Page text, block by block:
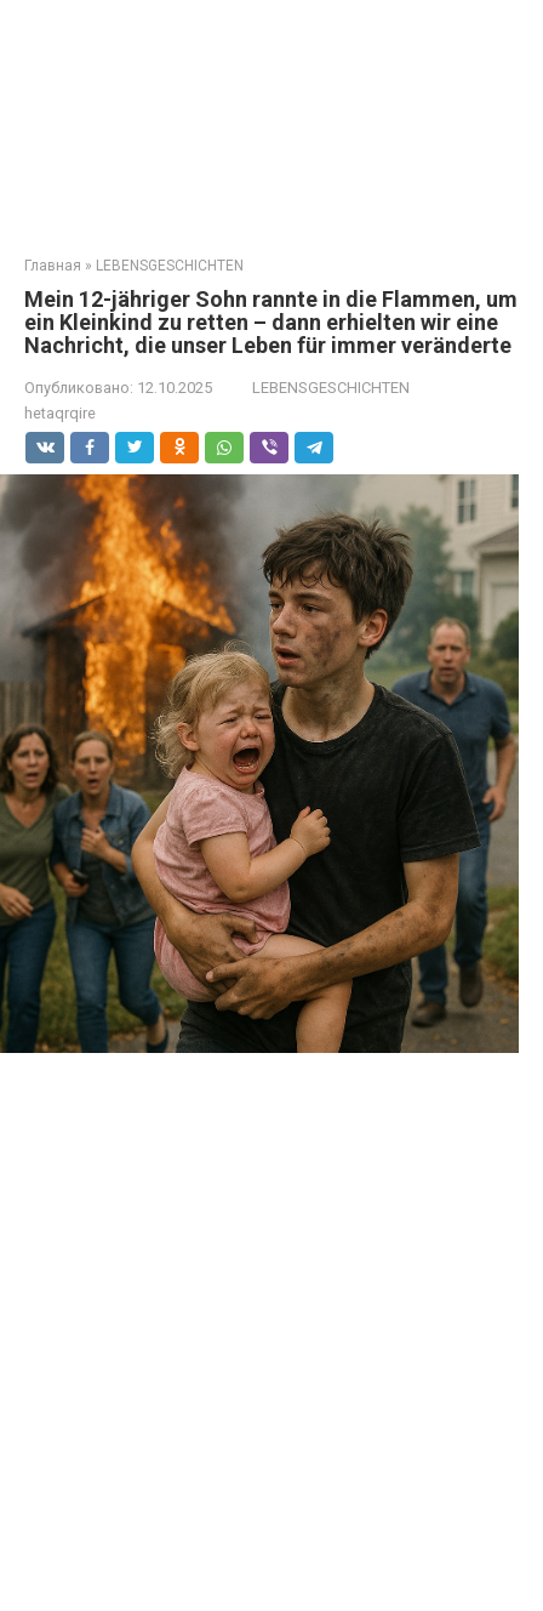
Главная » LEBENSGESCHICHTEN
Mein 12-jähriger Sohn rannte in die Flammen, um
ein Kleinkind zu retten – dann erhielten wir eine
Nachricht, die unser Leben für immer veränderte
Опубликовано: 12.10.2025
LEBENSGESCHICHTEN
hetaqrqire